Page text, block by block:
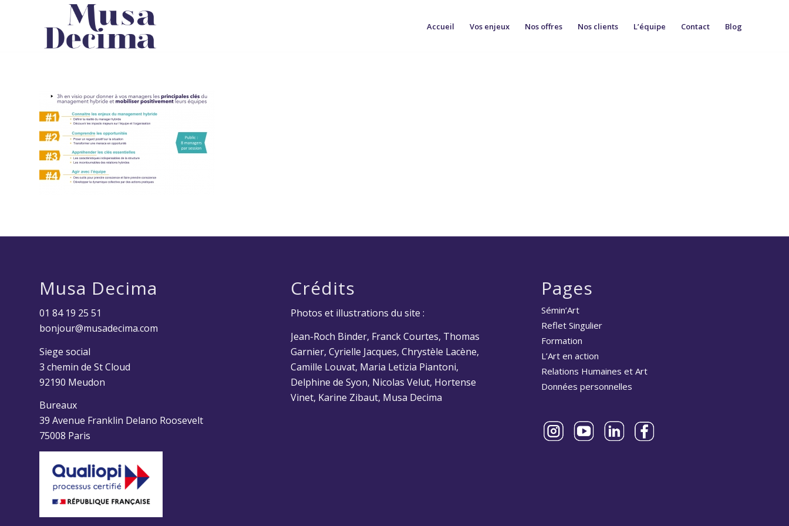
Accueil Vos enjeux Nos offres Nos clients L’équipe Contact Blog
Musa Decima
01 84 19 25 51
bonjour@musadecima.com
Siege social
3 chemin de St Cloud
92190 Meudon
Bureaux
39 Avenue Franklin Delano Roosevelt
75008 Paris
Crédits
Photos et illustrations du site :
Jean-Roch Binder, Franck Courtes, Thomas
Garnier, Cyrielle Jacques, Chrystèle Lacène,
Camille Louvat, Maria Letizia Piantoni,
Delphine de Syon, Nicolas Velut, Hortense
Vinet, Karine Zibaut, Musa Decima
Pages
Sémin’Art
Reflet Singulier
Formation
L’Art en action
Relations Humaines et Art
Données personnelles